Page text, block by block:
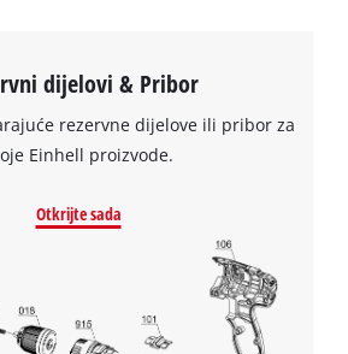
Google Maps usluge!
content is not permitted to load due
trackers that are not disclosed to the
The website owner needs to setup
site with their CMP to add this content
dijelovi & Pribor
rezervne dijelove ili pribor za
Einhell proizvode.
Otkrijte sada